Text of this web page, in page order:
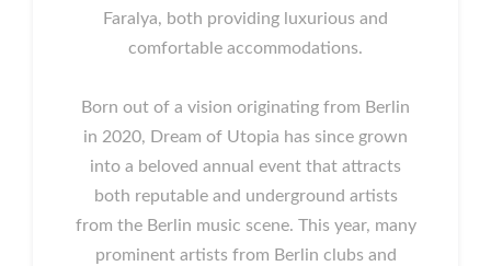
Faralya, both providing luxurious and
comfortable accommodations.
Born out of a vision originating from Berlin
in 2020, Dream of Utopia has since grown
into a beloved annual event that attracts
both reputable and underground artists
from the Berlin music scene. This year, many
prominent artists from Berlin clubs and